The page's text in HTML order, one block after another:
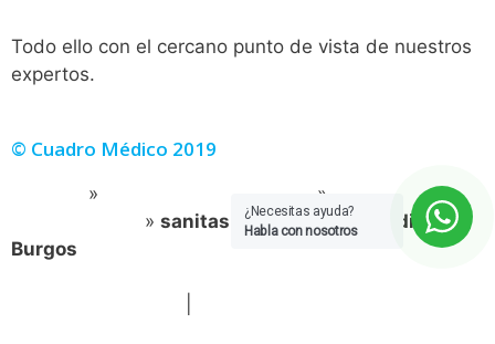
¿Necesitas ayuda?
Habla con nosotros
Todo ello con el cercano punto de vista de nuestros
expertos.
© Cuadro Médico 2019
» »
Sanitas Cuadro
» sanitas dental cuadro medico
Burgos